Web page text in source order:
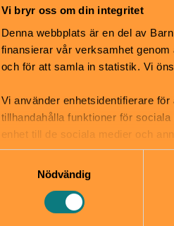
Vi bryr oss om din integritet
Denna webbplats är en del av
finansierar vår verksamhet
och för att samla in statistik. Vi
Vi använder enhetsidentifierare
tillhandahålla funktioner för
enhet till de sociala medier och
informationen med annan
Nödvändig
inredd vallabod
den så kallade
trixiga banor att åka
Badet ligger ligger
bastu, servering,
När
Naturen har öppet
Bra att veta